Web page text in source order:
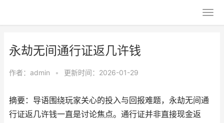
永劫无间通行证返几许钱
作者： admin • 更新时间：2026-01-29
摘要：导语围绕玩家关心的投入与回报难题，永劫无间通
行证返几许钱一直是讨论焦点。通行证并非直接现金返